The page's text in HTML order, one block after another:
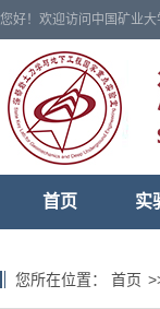
您好！欢迎访问中国矿业
首页 实
您所在位置： 首页